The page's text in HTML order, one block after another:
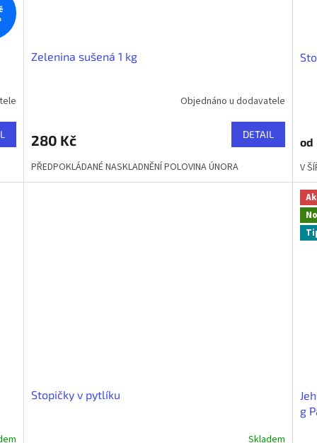
Zelenina sušená 1 kg
Objednáno u dodavatele
280 Kč DETAIL
PŘEDPOKLÁDANÉ NASKLADNĚNÍ POLOVINA ÚNORA
od
V
Stopičky v pytlíku
Skladem
g